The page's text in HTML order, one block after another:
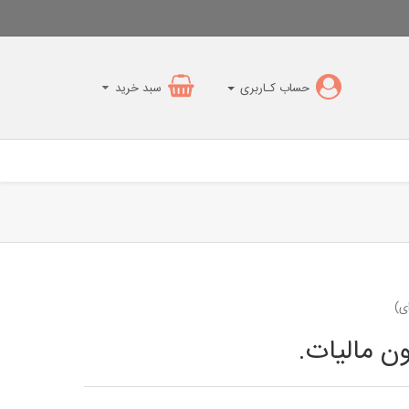
حساب کـاربری سبد خرید
مالیات.